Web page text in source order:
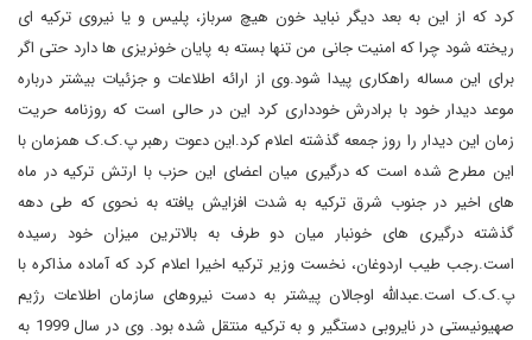
کرد که از این به بعد دیگر نباید خون هیچ سرباز، پلیس و یا نیروی ترکیه ای
ریخته شود چرا که امنیت جانی من تنها بسته به پایان خونریزی ها دارد حتی اگر
برای این مساله راهکاری پیدا شود.وی از ارائه اطلاعات و جزئیات بیشتر درباره
موعد دیدار خود با برادرش خودداری کرد این در حالی است که روزنامه حریت
زمان این دیدار را روز جمعه گذشته اعلام کرد.این دعوت رهبر پ.ک.ک همزمان با
این مطرح شده است که درگیری میان اعضای این حزب با ارتش ترکیه در ماه
های اخیر در جنوب شرق ترکیه به شدت افزایش یافته به نحوی که طی دهه
گذشته درگیری های خونبار میان دو طرف به بالاترین میزان خود رسیده
است.رجب طیب اردوغان، نخست وزیر ترکیه اخیرا اعلام کرد که آماده مذاکره با
پ.ک.ک است.عبدالله اوجالان پیشتر به دست نیروهای سازمان اطلاعات رژیم
صهیونیستی در نایروبی دستگیر و به ترکیه منتقل شده بود. وی در سال 1999 به